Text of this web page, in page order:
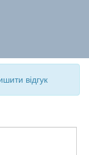
відгук